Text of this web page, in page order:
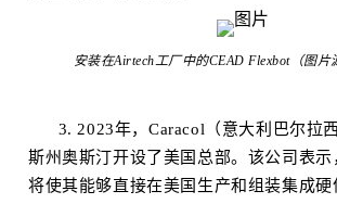
安装在Airtech工厂中的CEAD Flexbot（图片
3. 2023年，Caracol（意大利巴尔拉
斯州奥斯汀开设了美国总部。该公司表示
将使其能够直接在美国生产和组装集成硬